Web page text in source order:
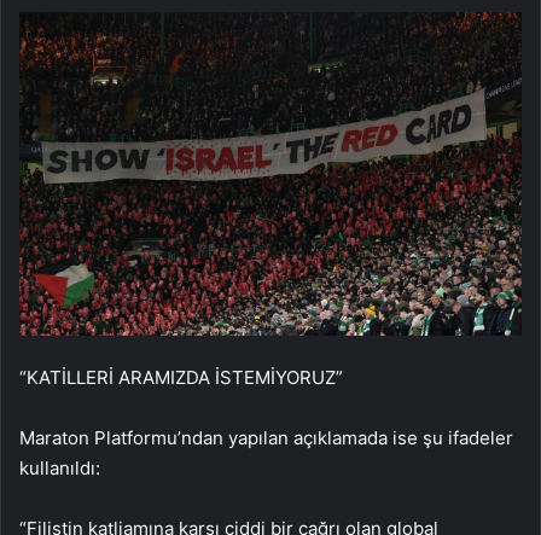
“KATİLLERİ ARAMIZDA İSTEMİYORUZ”
Maraton Platformu’ndan yapılan açıklamada ise şu ifadeler
kullanıldı:
“Filistin katliamına karşı ciddi bir çağrı olan global